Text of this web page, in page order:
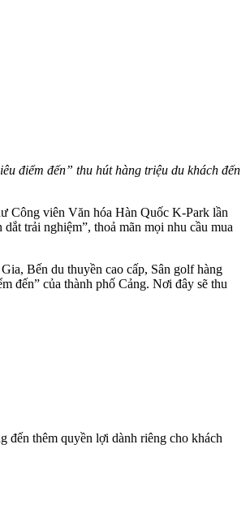
điểm đến” thu hút hàng triệu du khách đến
Công viên Văn hóa Hàn Quốc K-Park lần
trải nghiệm”, thoả mãn mọi nhu cầu mua
Bến du thuyền cao cấp, Sân golf hàng
đến” của thành phố Cảng. Nơi đây sẽ thu
đến thêm quyền lợi dành riêng cho khách